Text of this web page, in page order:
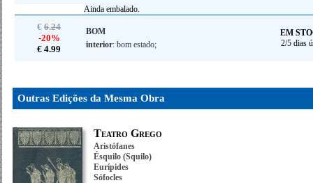
Ainda embalado.
€ 6.24
-20%
€ 4.99
BOM
interior: bom estado;
EM
2/5 dias
Outras Edições da Mesma Obra
Teatro Grego
Aristófanes
Ésquilo (Squilo)
Eurípides
Sófocles